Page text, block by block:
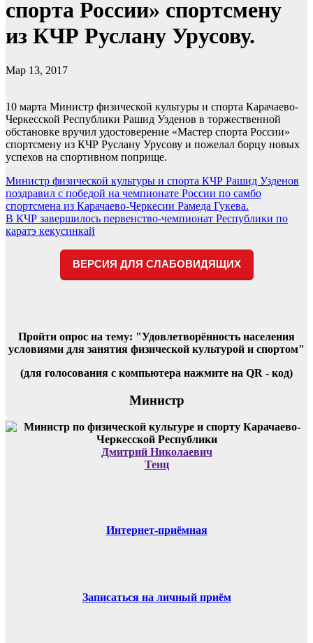
спорта России» спортсмену
из КЧР Руслану Урусову.
Мар 13, 2017
10 марта Министр физической культуры и спорта Карачаево-
Черкесской Республики Рашид Узденов в торжественной
обстановке вручил удостоверение «Мастер спорта России»
спортсмену из КЧР Руслану Урусову и пожелал борцу новых
успехов на спортивном поприще.
Навигация
по
записям
Министр физической культуры и спорта КЧР Рашид Узденов
поздравил с победой на чемпионате России по самбо
спортсмена из Карачаево-Черкесии Рамеда Гукева.
В КЧР завершилось первенство-чемпионат Республики по
каратэ кекусинкай
ВЕРСИЯ ДЛЯ СЛАБОВИДЯЩИХ
Пройти опрос на тему: "Удовлетворённость населения
условиями для занятия физической культурой и спортом"
(для голосования с компьютера нажмите на QR - код)
Министр
Дмитрий Николаевич
Тенц
Интернет-приёмная
Записаться на личный приём